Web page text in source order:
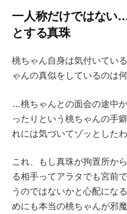
一人称だけではない
とする真珠
桃ちゃん自身は気付いてい
ゃんの真似をしているのは
…桃ちゃんとの面会の途中
ったりという桃ちゃんの手
れには気づいてゾッとしたわ
これ、もし真珠が拘置所か
る相手ってアラタでも宮前
うのではないかと心配にな
めにも本当の桃ちゃんが邪